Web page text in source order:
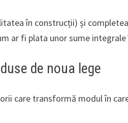
în construcții) și
ar fi plata unor sume
de noua lege
care transformă modul în